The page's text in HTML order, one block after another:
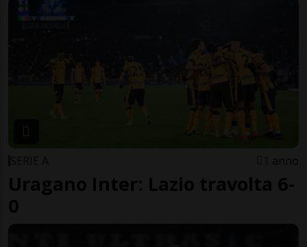
SERIE A 1 anno
Uragano Inter: Lazio travolta 6-
0